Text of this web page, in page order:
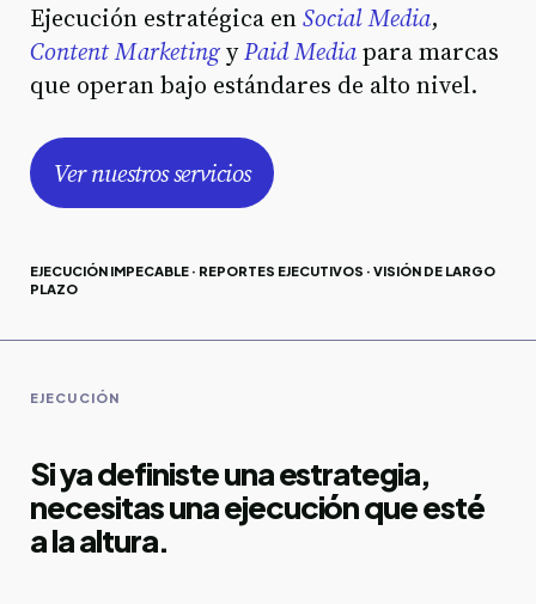
Ejecución estratégica enSocial Media,
Content MarketingyPaid Mediapara marcas
que operan bajo estándares de alto nivel.
Ver nuestros servicios
EJECUCIÓN IMPECABLE · REPORTES EJECUTIVOS · VISIÓN DE LARGO
PLAZO
EJECUCIÓN
Si ya definiste una estrategia,
necesitas una ejecución que esté
a la altura.